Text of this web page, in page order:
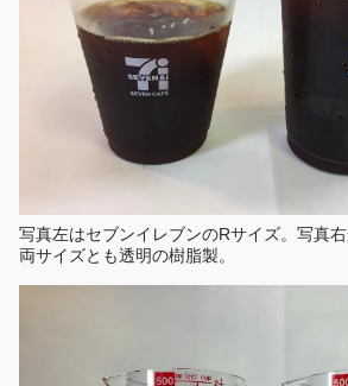
写真左はセブンイレブンのRサイズ。写真
両サイズとも透明の樹脂製。